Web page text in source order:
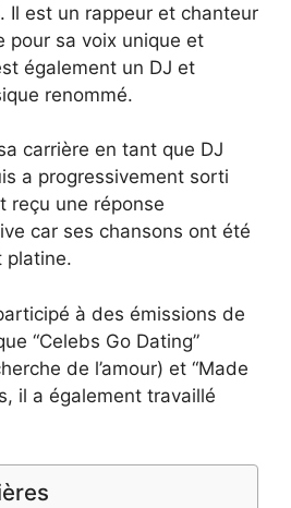
Il est un rappeur et chanteur
pour sa voix unique et
également un DJ et
renommé.
carrière en tant que DJ
a progressivement sorti
reçu une réponse
car ses chansons ont été
platine.
à des émissions de
“Celebs Go Dating”
de l’amour) et “Made
il a également travaillé